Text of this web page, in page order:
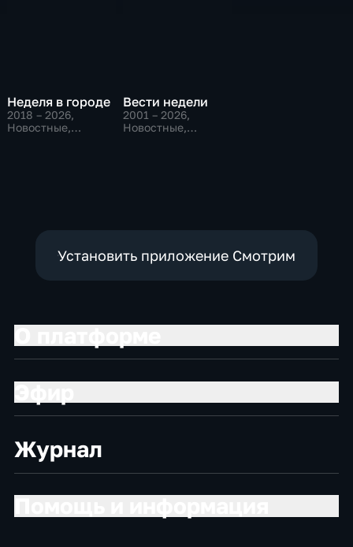
Неделя в городе
2018 – 2026,
Новостные,
Вести недели
2001 – 2026,
Новостные,
Установить приложение Смотрим
Журнал